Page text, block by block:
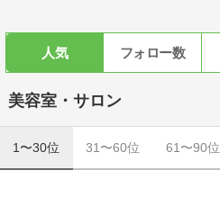
人気 フォロー数
美容室・サロン
1〜30位 31〜60位 61〜90位